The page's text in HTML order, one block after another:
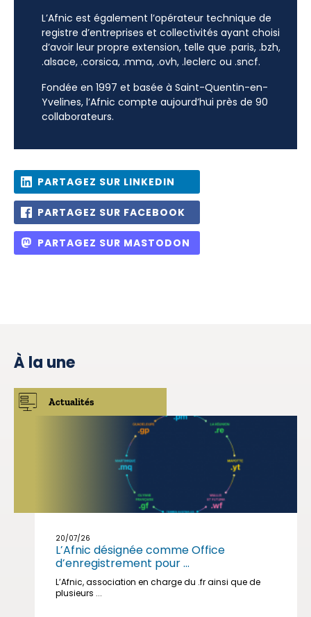
L’Afnic est également l’opérateur technique de
registre d’entreprises et collectivités ayant choisi
d’avoir leur propre extension, telle que .paris, .bzh,
.alsace, .corsica, .mma, .ovh, .leclerc ou .sncf.
Fondée en 1997 et basée à Saint-Quentin-en-
Yvelines, l’Afnic compte aujourd’hui près de 90
collaborateurs.
PARTAGEZ SUR LINKEDIN
PARTAGEZ SUR FACEBOOK
PARTAGEZ SUR MASTODON
À la une
Actualités
20/07/26
L’Afnic désignée comme Office
d’enregistrement pour ...
L’Afnic, association en charge du .fr ainsi que de
plusieurs ...